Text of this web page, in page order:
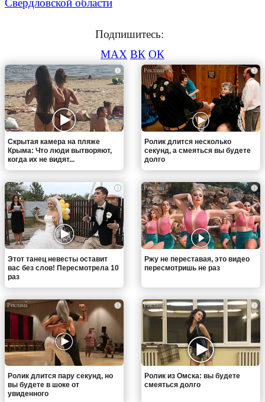
Свердловской области
Подпишитесь:
MAX ВК ОК
i
Скрытая камера на пляже
Крыма: Что люди вытворяют,
когда их не видят...
i
Ролик длится несколько
секунд, а смеяться вы будете
долго
i
Этот танец невесты оставит
вас без слов! Пересмотрела 10
раз
i
Ржу не переставая, это видео
пересмотришь не раз
i
Ролик длится пару секунд, но
вы будете в шоке от
увиденного
i
Ролик из Омска: вы будете
смеяться долго